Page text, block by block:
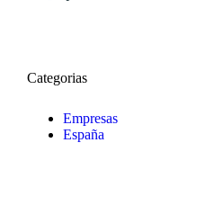
Categorias
Empresas
España